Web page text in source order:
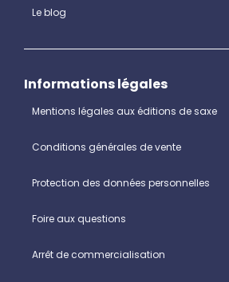
Le blog
Informations légales
Mentions légales aux éditions de saxe
Conditions générales de vente
Protection des données personnelles
Foire aux questions
Arrêt de commercialisation